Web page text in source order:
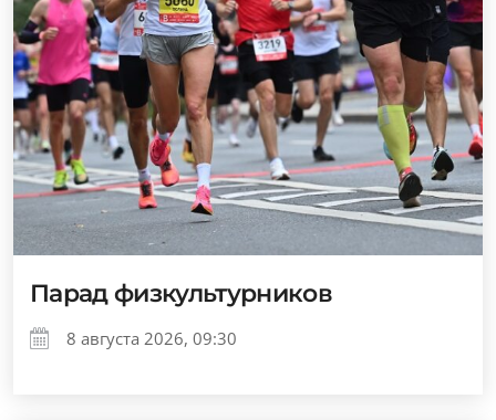
Парад физкультурников
8 августа 2026, 09:30